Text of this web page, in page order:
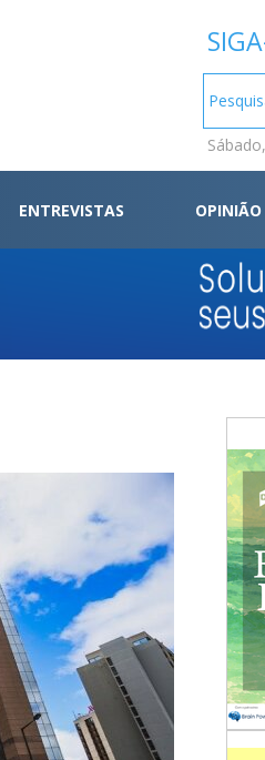
ENTREVISTAS OPINIÃO